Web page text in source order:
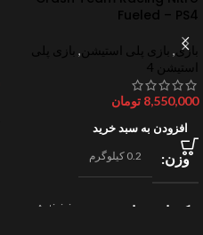
Fueled – PS4
بازی, بازی پلی استیشن , بازی پلی
استیشن 4
8,550,000 تومان
افزودن به سبد خرید
وزن 0.2 کیلوگرم
کمپانی سازنده
Activision